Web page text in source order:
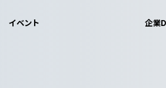
イベント 企業